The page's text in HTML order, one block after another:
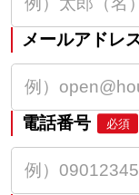
メールアドレ
電話番号 必須